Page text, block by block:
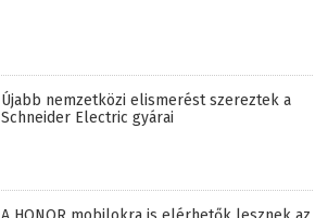
Újabb nemzetközi elismerést szereztek a
Schneider Electric gyárai